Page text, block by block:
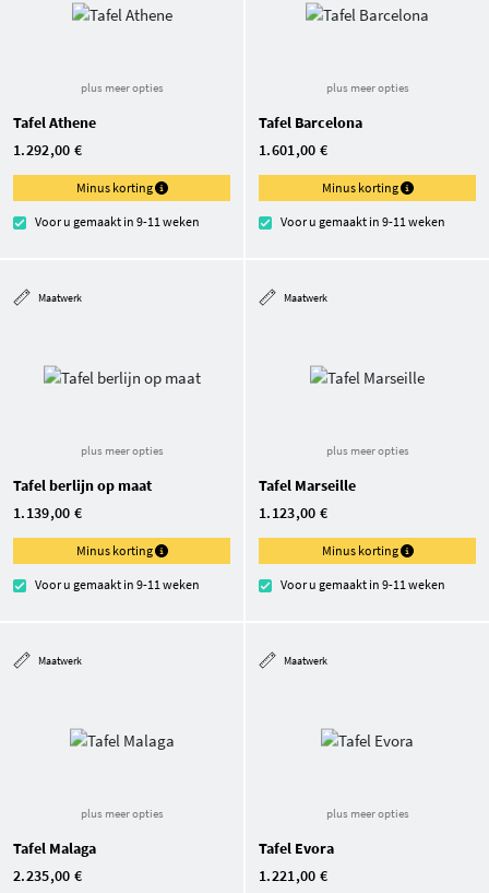
plus meer opties
Tafel Athene
1.292,00 €
Minus korting
Voor u gemaakt in 9-11 weken
plus meer opties
Tafel Barcelona
1.601,00 €
Minus korting
Voor u gemaakt in 9-11 weken
Maatwerk
plus meer opties
Tafel berlijn op maat
1.139,00 €
Minus korting
Voor u gemaakt in 9-11 weken
Maatwerk
plus meer opties
Tafel Marseille
1.123,00 €
Minus korting
Voor u gemaakt in 9-11 weken
Maatwerk
plus meer opties
Tafel Malaga
2.235,00 €
Maatwerk
plus meer opties
Tafel Evora
1.221,00 €